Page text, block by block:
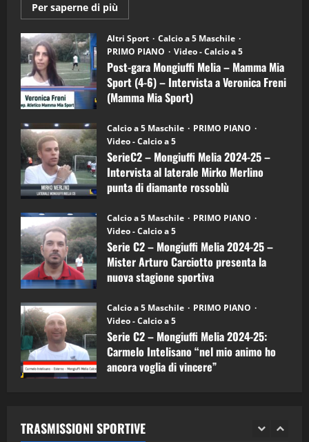
Per saperne di più
informazioni
Post-
gara
Mongiuffi
Melia
–
Mamma
Mia
Sport
6)
–
Intervista
a
mister
Arturo
Carciotto
(Mongiuffi
Altri Sport
Calcio a 5 Maschile
PRIMO PIANO
Video - Calcio a 5
Post-gara Mongiuffi Melia – Mamma Mia
Sport (4-6) – Intervista a Veronica Freni
(Mamma Mia Sport)
Calcio a 5 Maschile
PRIMO PIANO
Video - Calcio a 5
SerieC2 – Mongiuffi Melia 2024-25 –
Intervista al laterale Mirko Merlino
punta di diamante rossoblù
Calcio a 5 Maschile
PRIMO PIANO
Video - Calcio a 5
Serie C2 – Mongiuffi Melia 2024-25 –
Mister Arturo Carciotto presenta la
nuova stagione sportiva
Calcio a 5 Maschile
PRIMO PIANO
Video - Calcio a 5
Serie C2 – Mongiuffi Melia 2024-25:
Carmelo Intelisano “nel mio animo ho
ancora voglia di vincere”
TRASMISSIONI SPORTIVE
3
"SportEmpire" in Podcast
“SportEmpire” in Podcast: 28^ Puntata
(Martedi 21 Aprile 2026)
21/04/2026
4
“SportEmpire” in Podcast: 27^ Puntata
(Martedi 14 Aprile 2026)
15/04/2026
5
“SportEmpire” in Podcast: 26^ Puntata
(Martedi 07 Aprile 2026)
08/04/2026
1
“SportEmpire” in Podcast: 30^ Puntata
(Martedi 05 Maggio 2026)
08/05/2026
2 28/04/2026